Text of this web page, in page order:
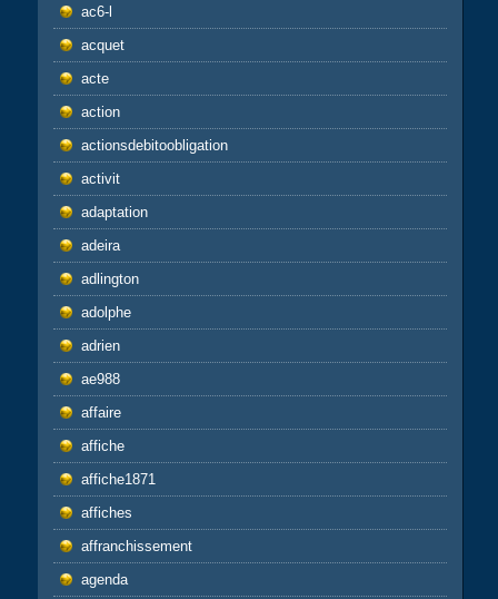
ac6-l
acquet
acte
action
actionsdebitoobligation
activit
adaptation
adeira
adlington
adolphe
adrien
ae988
affaire
affiche
affiche1871
affiches
affranchissement
agenda